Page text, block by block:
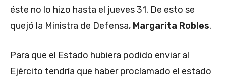
éste no lo hizo hasta el jueves 31. De esto se
quejó la Ministra de Defensa, Margarita Robles.
Para que el Estado hubiera podido enviar al
Ejército tendría que haber proclamado el estado